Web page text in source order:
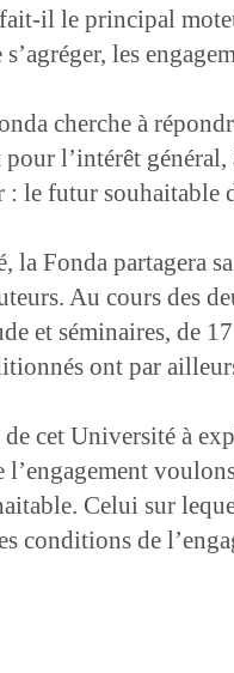
il le principal
les
cherche à
l’intérêt
le futur souhaitable
Fonda partagera
Au cours des
et séminaires, de
ont par
cet Université à
l’engagement
Celui sur
conditions de